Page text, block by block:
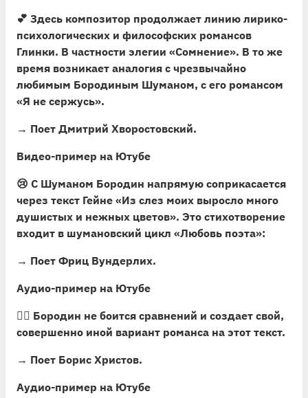
💕 Здесь композитор продолжает линию лирико-
психологических и философских романсов
Глинки. В частности элегии «Сомнение». В то же
время возникает аналогия с чрезвычайно
любимым Бородиным Шуманом, с его романсом
«Я не сержусь».
→ Поет Дмитрий Хворостовский.
Видео-пример на Ютубе
😢 С Шуманом Бородин напрямую соприкасается
через текст Гейне «Из слез моих выросло много
душистых и нежных цветов». Это стихотворение
входит в шумановский цикл «Любовь поэта»:
→ Поет Фриц Вундерлих.
Аудио-пример на Ютубе
🙇‍♂️ Бородин не боится сравнений и создает свой,
совершенно иной вариант романса на этот текст.
→ Поет Борис Христов.
Аудио-пример на Ютубе